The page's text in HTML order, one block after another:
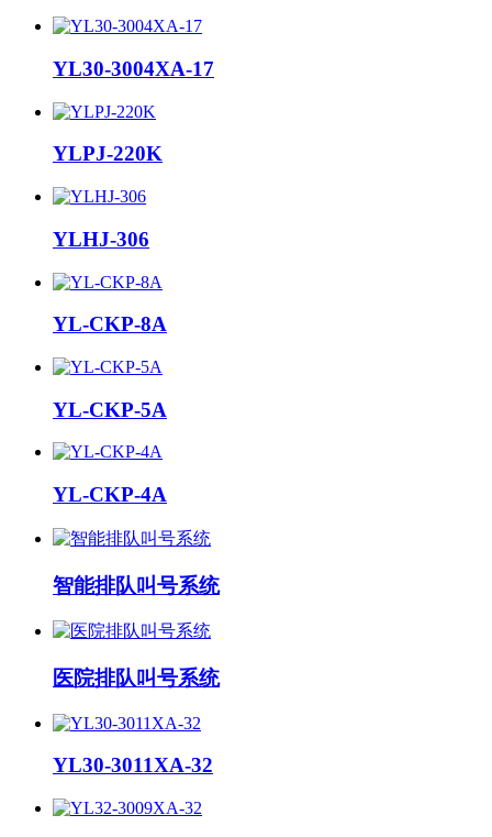
YL30-3004XA-17
YLPJ-220K
YLHJ-306
YL-CKP-8A
YL-CKP-5A
YL-CKP-4A
智能排队叫号系统
医院排队叫号系统
YL30-3011XA-32